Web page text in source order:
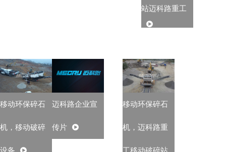
站迈科路重工
移动环保碎石
机，移动破碎
迈科路企业宣
传片
移动环保碎石
机，迈科路重